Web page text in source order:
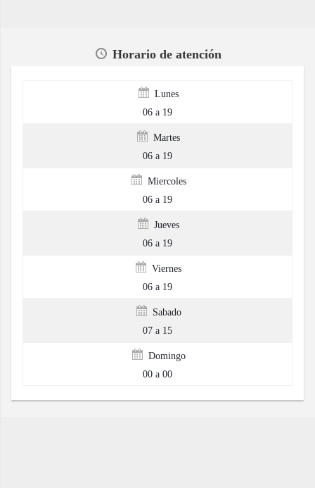
Horario de atención
Lunes
06 a 19
Martes
06 a 19
Miercoles
06 a 19
Jueves
06 a 19
Viernes
06 a 19
Sabado
07 a 15
Domingo
00 a 00